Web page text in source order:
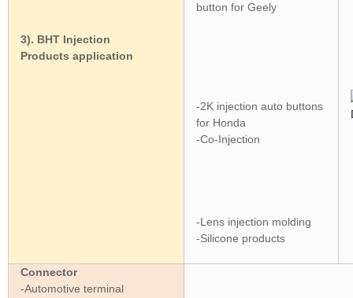
3). BHT Injection
Products application
button for Geely
-2K injection auto buttons
for Honda
-Co-Injection
-Lens injection molding
-Silicone products
Connector
-Automotive terminal